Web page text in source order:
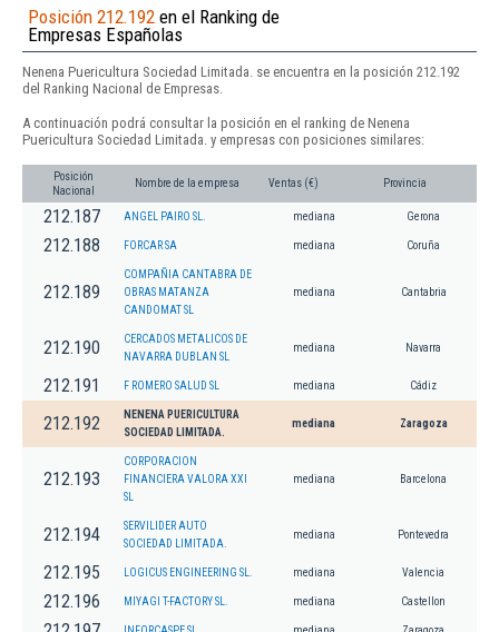
Posición 212.192 en el Ranking de
Empresas Españolas
Nenena Puericultura Sociedad Limitada. se encuentra en la posición 212.192
del Ranking Nacional de Empresas.
A continuación podrá consultar la posición en el ranking de Nenena
Puericultura Sociedad Limitada. y empresas con posiciones similares:
Posición
Nacional
Nombre de la empresa Ventas (€) Provincia
212.187 ANGEL PAIRO SL. mediana Gerona
212.188 FORCAR SA mediana Coruña
212.189
COMPAÑIA CANTABRA DE
OBRAS MATANZA
CANDOMAT SL
mediana Cantabria
212.190
CERCADOS METALICOS DE
NAVARRA DUBLAN SL
mediana Navarra
212.191 F ROMERO SALUD SL mediana Cádiz
212.192
NENENA PUERICULTURA
SOCIEDAD LIMITADA.
mediana Zaragoza
212.193
CORPORACION
FINANCIERA VALORA XXI
SL
mediana Barcelona
212.194
SERVILIDER AUTO
SOCIEDAD LIMITADA.
mediana Pontevedra
212.195 LOGICUS ENGINEERING SL. mediana Valencia
212.196 MIYAGI T-FACTORY SL. mediana Castellon